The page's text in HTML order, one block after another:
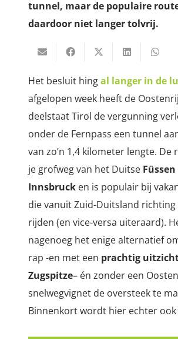
tunnel, maar de populaire
daardoor niet langer tolvrij.
Het besluit hingal langer in de
afgelopen week heeft de
deelstaat Tirol de vergunning
onder de Fernpass een tunnel
van zo’n 1,4 kilometer lengte.
je grofweg van het Duitse
Innsbruck en is populair bij
die vanuit Zuid-Duitsland
rijden (en vice-versa uiteraard).
nagenoeg het enige alternatief
rap -en met een prachtig
Zugspitze– én zonder een
snelwegvignet de oversteek te
Binnenkort wordt hier echter ook